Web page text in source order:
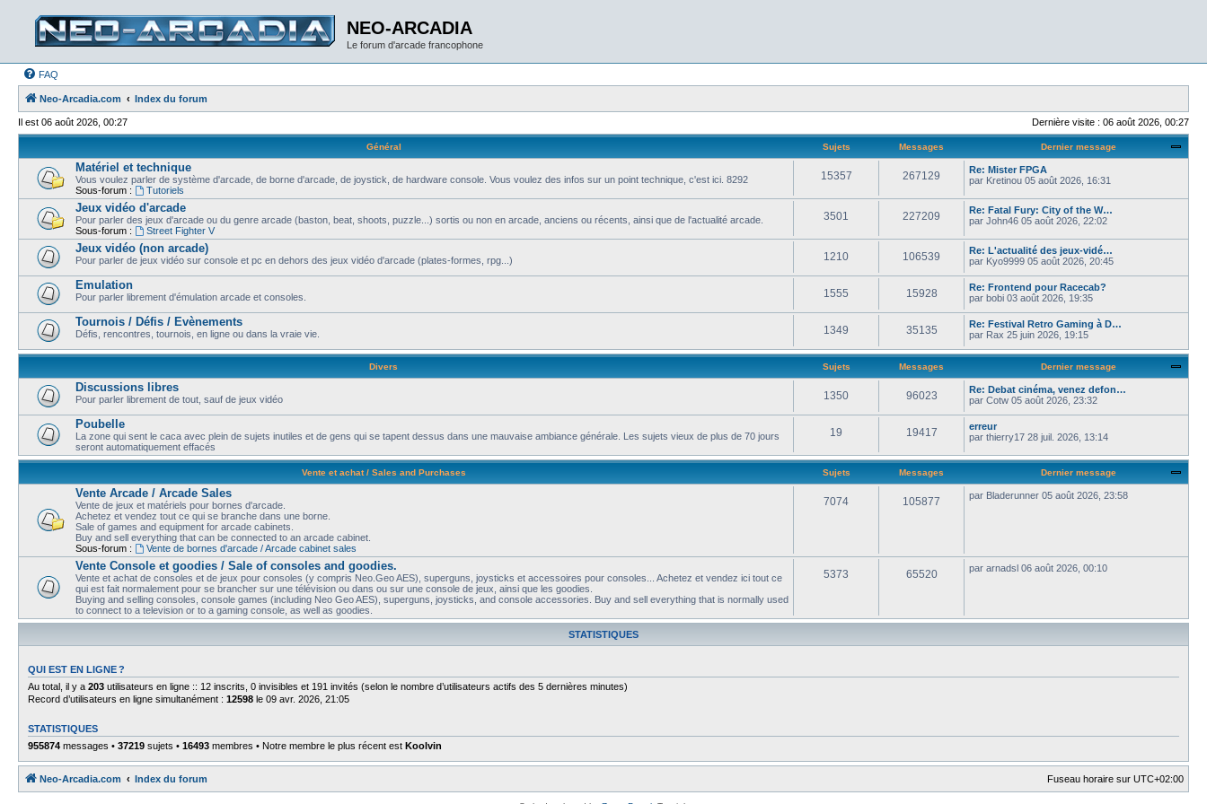
NEO-ARCADIA
Le forum d'arcade francophone
FAQ
Neo-Arcadia.com Index du forum
Dernière visite : 06 août 2026, 00:27
Il est 06 août 2026, 00:27
Général Sujets Messages Dernier message
Matériel et technique
Vous voulez parler de système d'arcade, de borne d'arcade, de joystick, de hardware console. Vous voulez des infos sur un point technique, c'est ici. 8292
Sous-forum :
Tutoriels
15357 267129
Re: Mister FPGA
par Kretinou 05 août 2026, 16:31
Jeux vidéo d'arcade
Pour parler des jeux d'arcade ou du genre arcade (baston, beat, shoots, puzzle...) sortis ou non en arcade, anciens ou récents, ainsi que de l'actualité arcade.
Sous-forum :
Street Fighter V
3501 227209
Re: Fatal Fury: City of the W…
par John46 05 août 2026, 22:02
Jeux vidéo (non arcade)
Pour parler de jeux vidéo sur console et pc en dehors des jeux vidéo d'arcade (plates-formes, rpg...) 1210 106539
Re: L'actualité des jeux-vidé…
par Kyo9999 05 août 2026, 20:45
Emulation
Pour parler librement d'émulation arcade et consoles. 1555 15928
Re: Frontend pour Racecab?
par bobi 03 août 2026, 19:35
Tournois / Défis / Evènements
Défis, rencontres, tournois, en ligne ou dans la vraie vie. 1349 35135
Re: Festival Retro Gaming à D…
par Rax 25 juin 2026, 19:15
Divers Sujets Messages Dernier message
Discussions libres
Pour parler librement de tout, sauf de jeux vidéo 1350 96023
Re: Debat cinéma, venez defon…
par Cotw 05 août 2026, 23:32
Poubelle
La zone qui sent le caca avec plein de sujets inutiles et de gens qui se tapent dessus dans une mauvaise ambiance générale. Les sujets vieux de plus de 70 jours
seront automatiquement effacés
19 19417
erreur
par thierry17 28 juil. 2026, 13:14
Vente et achat / Sales and Purchases Sujets Messages Dernier message
Vente Arcade / Arcade Sales
Vente de jeux et matériels pour bornes d'arcade.
Achetez et vendez tout ce qui se branche dans une borne.
Sale of games and equipment for arcade cabinets.
Buy and sell everything that can be connected to an arcade cabinet.
Sous-forum :
Vente de bornes d'arcade / Arcade cabinet sales
7074 105877 par Bladerunner 05 août 2026, 23:58
Vente Console et goodies / Sale of consoles and goodies.
Vente et achat de consoles et de jeux pour consoles (y compris Neo.Geo AES), superguns, joysticks et accessoires pour consoles... Achetez et vendez ici tout ce
qui est fait normalement pour se brancher sur une télévision ou dans ou sur une console de jeux, ainsi que les goodies.
Buying and selling consoles, console games (including Neo Geo AES), superguns, joysticks, and console accessories. Buy and sell everything that is normally used
to connect to a television or to a gaming console, as well as goodies.
5373 65520 par arnadsl 06 août 2026, 00:10
STATISTIQUES
QUI EST EN LIGNE ?
Au total, il y a 203 utilisateurs en ligne :: 12 inscrits, 0 invisibles et 191 invités (selon le nombre d’utilisateurs actifs des 5 dernières minutes)
Record d’utilisateurs en ligne simultanément : 12598 le 09 avr. 2026, 21:05
STATISTIQUES
955874 messages • 37219 sujets • 16493 membres • Notre membre le plus récent est Koolvin
Neo-Arcadia.com Index du forum Fuseau horaire sur UTC+02:00